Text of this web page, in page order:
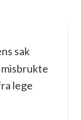
sak
lege